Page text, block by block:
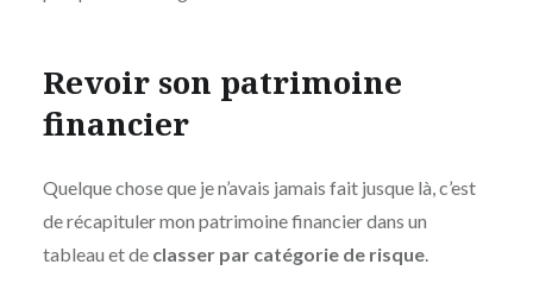
Revoir son patrimoine
financier
Quelque chose que je n’avais jamais fait jusque là, c’est
de récapituler mon patrimoine financier dans un
tableau et de classer par catégorie de risque.